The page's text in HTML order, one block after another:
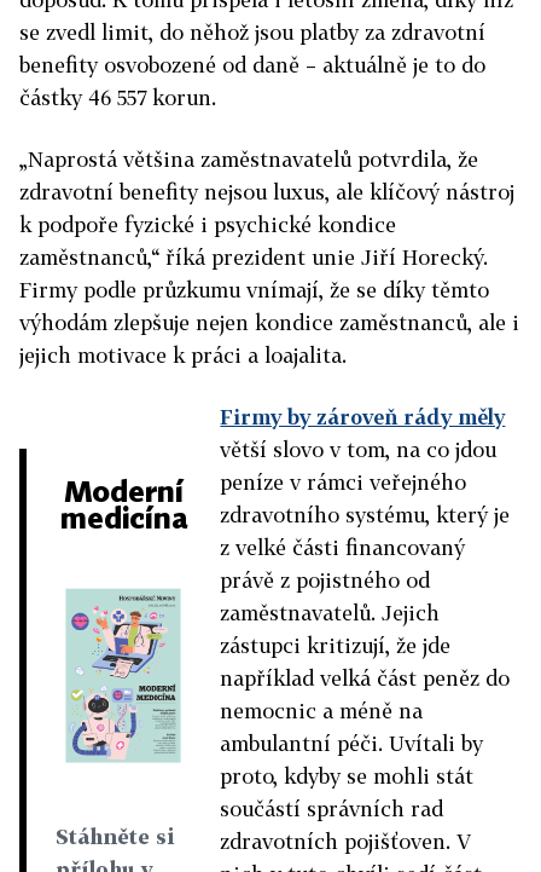
se zvedl limit, do něhož jsou platby za zdravotní
benefity osvobozené od daně – aktuálně je to do
částky 46 557 korun.
„Naprostá většina zaměstnavatelů potvrdila, že
zdravotní benefity nejsou luxus, ale klíčový nástroj
k podpoře fyzické i psychické kondice
zaměstnanců,“ říká prezident unie Jiří Horecký.
Firmy podle průzkumu vnímají, že se díky těmto
výhodám zlepšuje nejen kondice zaměstnanců, ale i
jejich motivace k práci a loajalita.
Moderní
medicína
Stáhněte si
Firmy by zároveň rády měly
větší slovo v tom, na co jdou
peníze v rámci veřejného
zdravotního systému, který je
z velké části financovaný
právě z pojistného od
zaměstnavatelů. Jejich
zástupci kritizují, že jde
například velká část peněz do
nemocnic a méně na
ambulantní péči. Uvítali by
proto, kdyby se mohli stát
součástí správních rad
zdravotních pojišťoven. V